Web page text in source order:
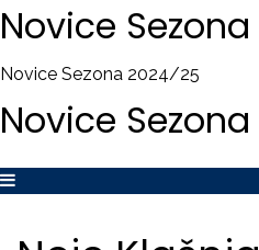
Novice Sezona
Novice Sezona 2024/25
Novice Sezona